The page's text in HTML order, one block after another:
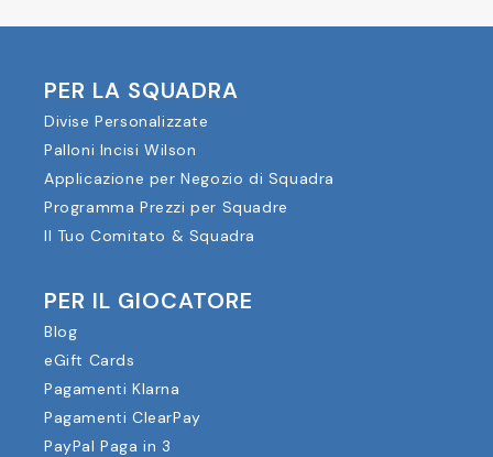
PER LA SQUADRA
Divise Personalizzate
Palloni Incisi Wilson
Applicazione per Negozio di Squadra
Programma Prezzi per Squadre
Il Tuo Comitato & Squadra
PER IL GIOCATORE
Blog
eGift Cards
Pagamenti Klarna
Pagamenti ClearPay
PayPal Paga in 3